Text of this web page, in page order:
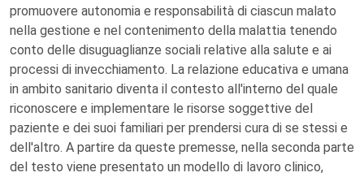
promuovere autonomia e responsabilità di ciascun malato
nella gestione e nel contenimento della malattia tenendo
conto delle disuguaglianze sociali relative alla salute e ai
processi di invecchiamento. La relazione educativa e umana
in ambito sanitario diventa il contesto all'interno del quale
riconoscere e implementare le risorse soggettive del
paziente e dei suoi familiari per prendersi cura di se stessi e
dell'altro. A partire da queste premesse, nella seconda parte
del testo viene presentato un modello di lavoro clinico,